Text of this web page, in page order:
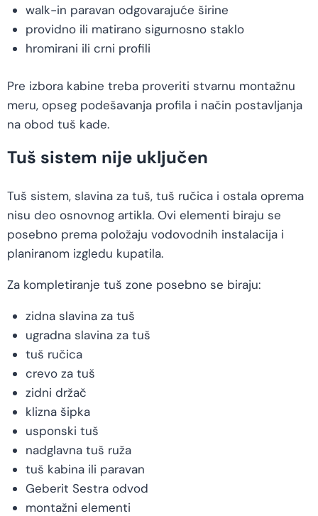
walk-in paravan odgovarajuće širine
providno ili matirano sigurnosno staklo
hromirani ili crni profili
Pre izbora kabine treba proveriti stvarnu montažnu
meru, opseg podešavanja profila i način postavljanja
na obod tuš kade.
Tuš sistem nije uključen
Tuš sistem, slavina za tuš, tuš ručica i ostala oprema
nisu deo osnovnog artikla. Ovi elementi biraju se
posebno prema položaju vodovodnih instalacija i
planiranom izgledu kupatila.
Za kompletiranje tuš zone posebno se biraju:
zidna slavina za tuš
ugradna slavina za tuš
tuš ručica
crevo za tuš
zidni držač
klizna šipka
usponski tuš
nadglavna tuš ruža
tuš kabina ili paravan
Geberit Sestra odvod
montažni elementi